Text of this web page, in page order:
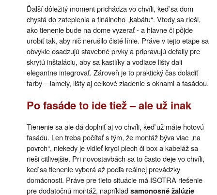
Ďalší dôležitý moment prichádza vo chvíli, keď sa dom
chystá do zateplenia a finálneho „kabátu“. Vtedy sa rieši,
ako tienenie bude na dome vyzerať - a hlavne či pôjde
urobiť tak, aby nič nerušilo čisté línie. Práve v tejto etape sa
obvykle osadzujú stavebné prvky a pripravujú detaily pre
skrytú inštaláciu, aby sa kastlíky a vodiace lišty dali
elegantne integrovať. Zároveň je to praktický čas doladiť
farby – lamely, lišty aj celkové zladenie s oknami a fasádou.
Po fasáde to ide tiež – ale už inak
Tienenie sa ale dá doplniť aj vo chvíli, keď už máte hotovú
fasádu. Len treba počítať s tým, že montáž býva viac „na
povrch“, niekedy je vidieť krycí plech či box a kabeláž sa
rieši citlivejšie. Pri novostavbách sa to často deje vo chvíli,
keď sa tienenie vyberá až podľa reálnej prevádzky
domácnosti. Práve pre tieto situácie má ISOTRA riešenie
pre dodatočnú montáž, napríkladsamonosné žalúzie